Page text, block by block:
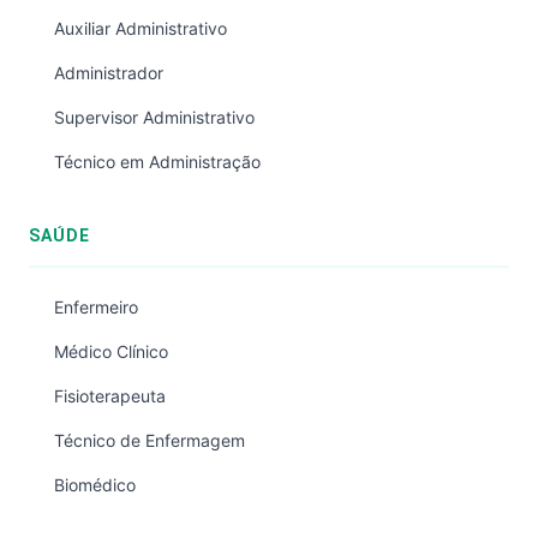
Auxiliar Administrativo
Administrador
Supervisor Administrativo
Técnico em Administração
SAÚDE
Enfermeiro
Médico Clínico
Fisioterapeuta
Técnico de Enfermagem
Biomédico